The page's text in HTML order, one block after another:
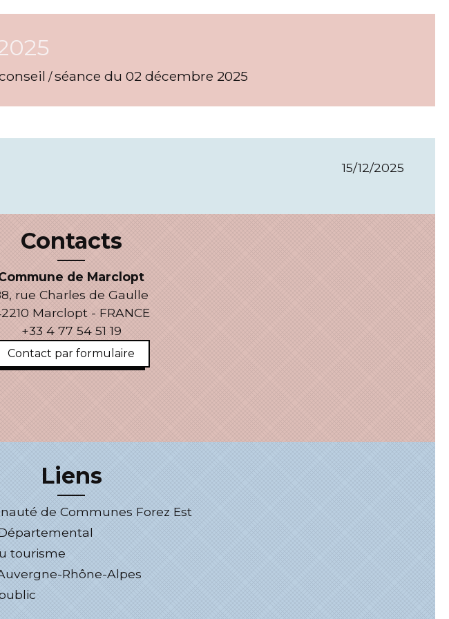
/séance du 02 décembre 2025
15/12/2025
Contacts
de Marclopt
rue Charles de Gaulle
Marclopt - FRANCE
+33 4 77 54 51 19
Contact par formulaire
Liens
de Communes Forez Est
tourisme
Rhône-Alpes